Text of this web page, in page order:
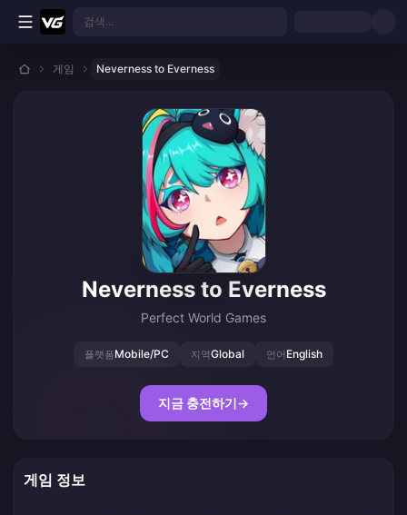
본문으로 바로가기
검색...
게임 Neverness to Everness
Neverness to Everness
Perfect World Games
플랫폼Mobile/PC 지역Global 언어 English
지금 충전하기→
게임 정보